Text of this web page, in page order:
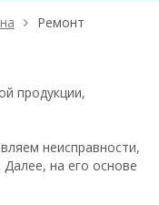
Ремонт
продукции,
неисправности,
на его основе